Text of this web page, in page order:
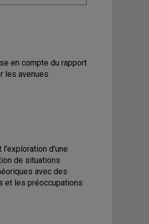
en compte du rapport
les avenues
l'exploration d'une
de situations
avec des
et les préoccupations